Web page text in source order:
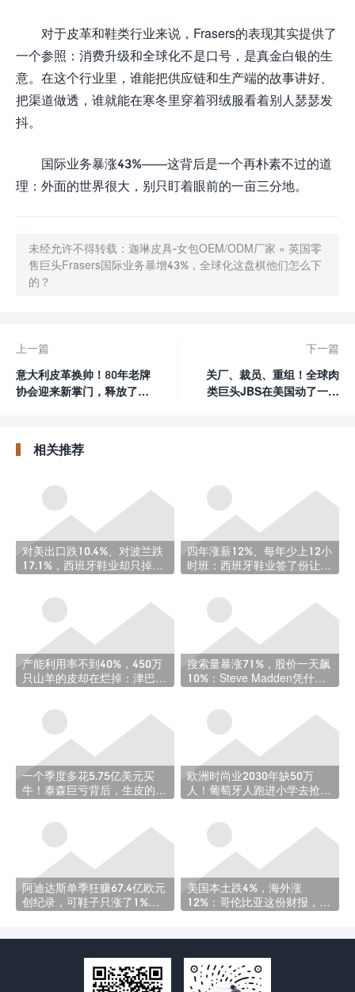
对于皮革和鞋类行业来说，Frasers的表现其实提供了
一个参照：消费升级和全球化不是口号，是真金白银的生
意。在这个行业里，谁能把供应链和生产端的故事讲好、
把渠道做透，谁就能在寒冬里穿着羽绒服看着别人瑟瑟发
抖。
国际业务暴涨43%——这背后是一个再朴素不过的道
理：外面的世界很大，别只盯着眼前的一亩三分地。
未经允许不得转载： 迦琳皮具-女包OEM/ODM厂家 » 英国零
售巨头Frasers国际业务暴增43%，全球化这盘棋他们怎么下
的？
上一篇
意大利皮革换帅！80年老牌
协会迎来新掌门，释放了什
下一篇
关厂、裁员、重组！全球肉
类巨头JBS在美国动了一场
相关推荐
对美出口跌10.4%、对波兰跌
17.1%，西班牙鞋业却只掉了
四年涨薪12%、每年少上12小
时班：西班牙鞋业签了份让人
产能利用率不到40%，450万
只山羊的皮却在烂掉：津巴布
搜索量暴涨71%，股价一天飙
10%：Steve Madden凭什么
一个季度多花5.75亿美元买
牛！泰森巨亏背后，生皮的日
欧洲时尚业2030年缺50万
人！葡萄牙人跑进小学去抢未
阿迪达斯单季狂赚67.4亿欧元
创纪录，可鞋子只涨了1%
美国本土跌4%，海外涨
12%：哥伦比亚这份财报，把